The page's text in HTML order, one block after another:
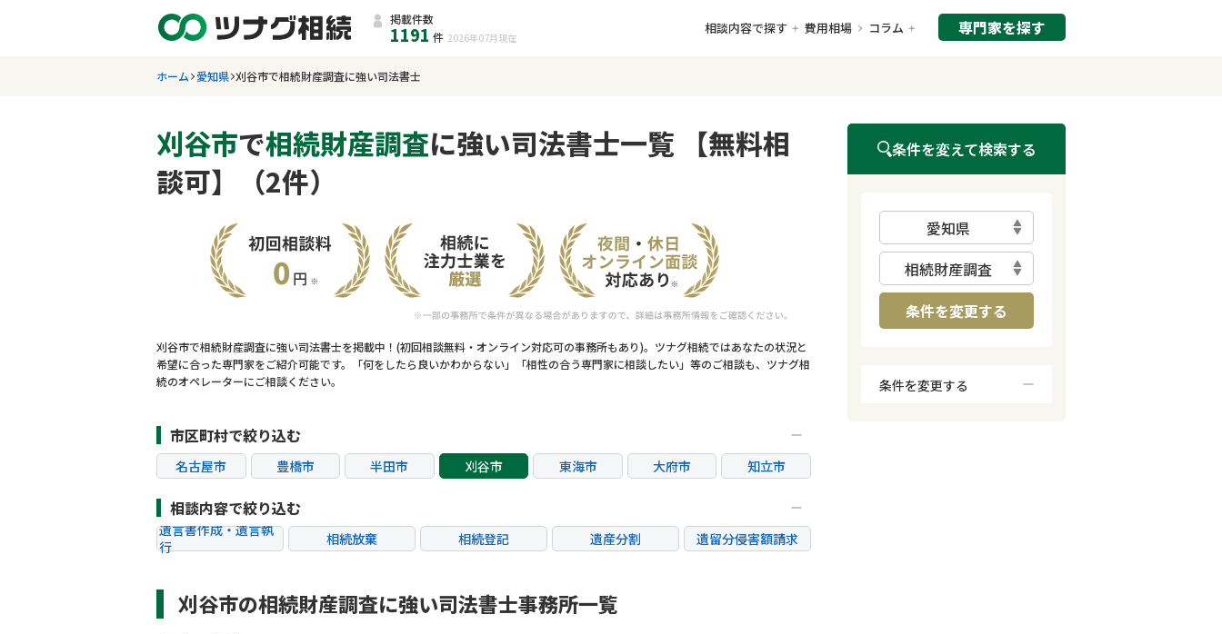
掲載件数
1191 件 2026年07月 現在
相談内容で探す 費用相場 コラム 専門家を探す
ホーム 愛知県 刈谷市で相続財産調査に強い司法書士
刈谷市で相続財産調査に強い司法書士一覧 【無料相
談可】（2件）
刈谷市で相続財産調査に強い司法書士を掲載中！(初回相談無料・オンライン対応可の事務所もあり)。ツナグ相続ではあなたの状況と
希望に合った専門家をご紹介可能です。「何をしたら良いかわからない」「相性の合う専門家に相談したい」等のご相談も、ツナグ相
続のオペレーターにご相談ください。
市区町村で絞り込む
名古屋市 豊橋市 半田市 刈谷市 東海市 大府市
知立市
相談内容で絞り込む
遺言書作成・遺言執
行
相続放棄 相続登記 遺産分割
遺留分侵害額請求
贈与税
生前対策 相続人調査 相続財産調査
刈谷市の相続財産調査に強い司法書士事務所一覧
条件を変えて検索する
愛知県
相続財産調査
条件を変更する
条件を変更する